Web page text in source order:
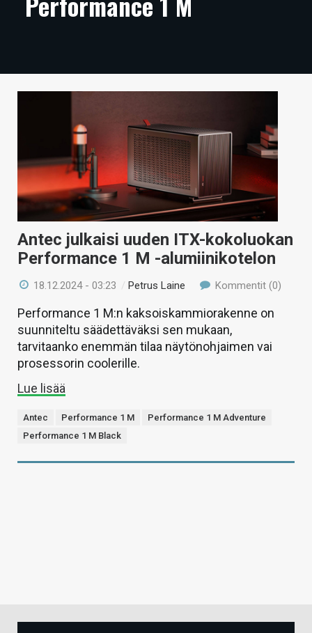
ARTIKKELIT
TECHBBS
KAUPPA
VAIHDA TEEMA
HAKU
Antec julkaisi uuden ITX-kokoluokan
Performance 1 M -alumiinikotelon
18.12.2024 - 03:23 /Petrus Laine Kommentit (0)
Performance 1 M:n kaksoiskammiorakenne on
suunniteltu säädettäväksi sen mukaan,
tarvitaanko enemmän tilaa näytönohjaimen vai
prosessorin coolerille.
Lue lisää
Antec Performance 1 M
Performance 1 M Adventure
Performance 1 M Black